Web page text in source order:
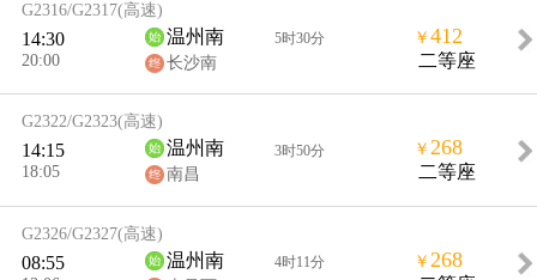
G2316/G2317(高速)
14:30
20:00
温州南
长沙南
5时30分 ￥ 412
二等座
G2322/G2323(高速)
14:15
18:05
温州南
南昌
3时50分 ￥ 268
二等座
G2326/G2327(高速)
08:55 温州南 4时11分 ￥ 268